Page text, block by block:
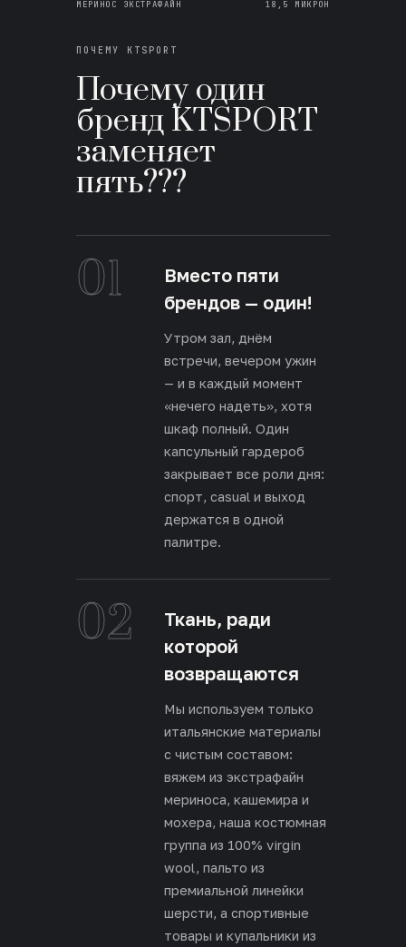
МЕРИНОС ЭКСТРАФАЙН 18,5 МИКРОН
ПОЧЕМУ KTSPORT
Почему один
бренд KTSPORT
заменяет
пять???
01
Вместо пяти
брендов — один!
Утром зал, днём
встречи, вечером ужин
— и в каждый момент
«нечего надеть», хотя
шкаф полный. Один
капсульный гардероб
закрывает все роли дня:
спорт, casual и выход
держатся в одной
палитре.
02
Ткань, ради
которой
возвращаются
Мы используем только
итальянские материалы
с чистым составом:
вяжем из экстрафайн
мериноса, кашемира и
мохера, наша костюмная
группа из 100% virgin
wool, пальто из
премиальной линейки
шерсти, а спортивные
товары и купальники из